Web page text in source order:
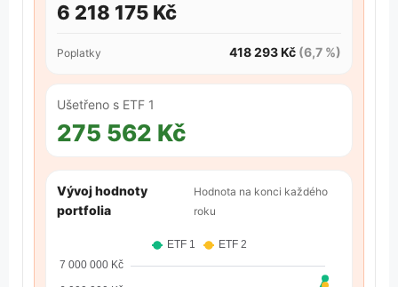
6 218 175 Kč
Poplatky 418 293 Kč (6,7 %)
Ušetřeno s ETF 1
275 562 Kč
Vývoj hodnoty
portfolia
Hodnota na konci každého
roku